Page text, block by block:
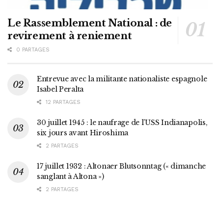
Le Rassemblement National : de
revirement à reniement
0 PARTAGES
Entrevue avec la militante nationaliste espagnole
Isabel Peralta
12 PARTAGES
30 juillet 1945 : le naufrage de l’USS Indianapolis,
six jours avant Hiroshima
2 PARTAGES
17 juillet 1932 : Altonaer Blutsonntag (« dimanche
sanglant à Altona »)
2 PARTAGES